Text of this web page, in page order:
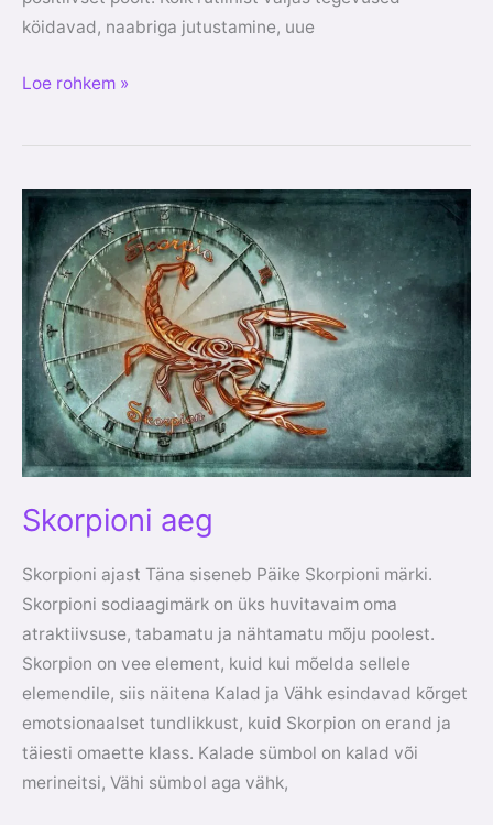
köidavad, naabriga jutustamine, uue
Loe rohkem »
Skorpioni aeg
Skorpioni ajast Täna siseneb Päike Skorpioni märki.
Skorpioni sodiaagimärk on üks huvitavaim oma
atraktiivsuse, tabamatu ja nähtamatu mõju poolest.
Skorpion on vee element, kuid kui mõelda sellele
elemendile, siis näitena Kalad ja Vähk esindavad kõrget
emotsionaalset tundlikkust, kuid Skorpion on erand ja
täiesti omaette klass. Kalade sümbol on kalad või
merineitsi, Vähi sümbol aga vähk,
Skorpioni
aeg